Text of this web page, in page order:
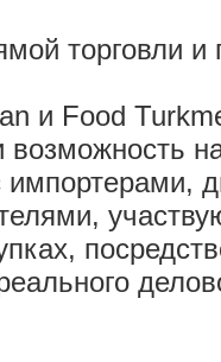
торговли и
и Food
возможность
импортерами,